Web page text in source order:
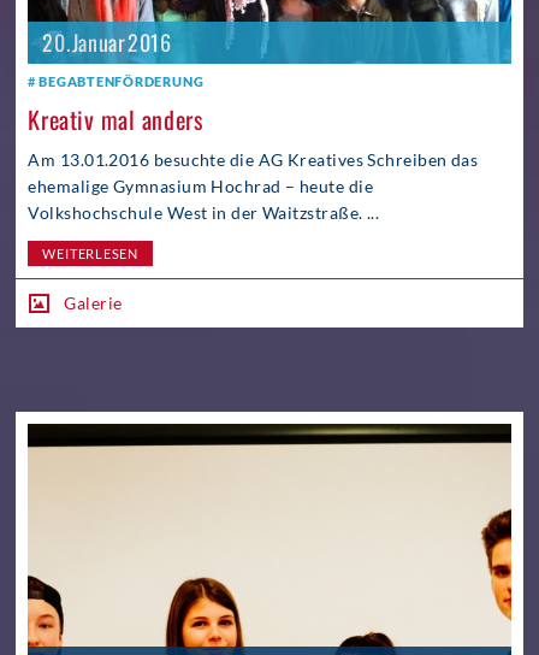
20. Januar 2016
BEGABTENFÖRDERUNG
Kreativ mal anders
Am 13.01.2016 besuchte die AG Kreatives Schreiben das
ehemalige Gymnasium Hochrad – heute die
Volkshochschule West in der Waitzstraße. ...
WEITERLESEN
Galerie